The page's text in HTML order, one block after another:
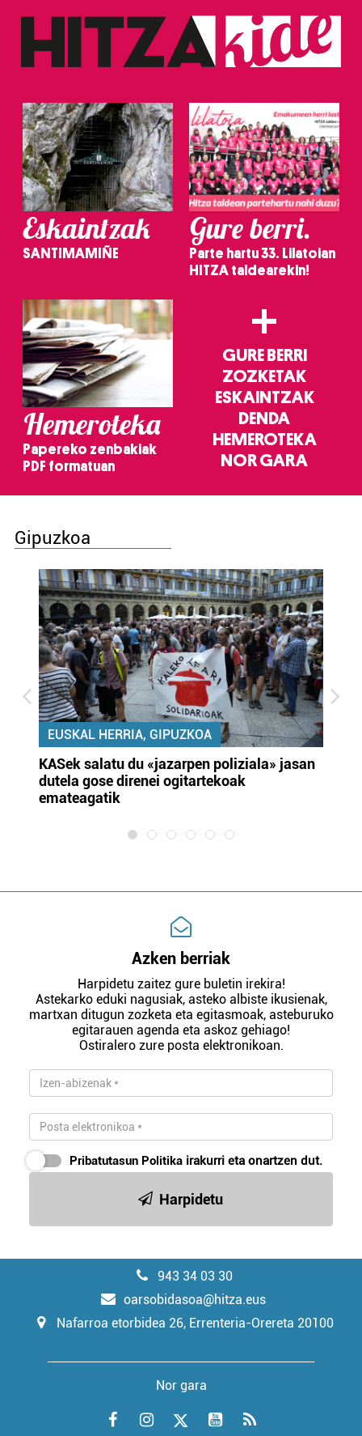
Eskaintzak
SANTIMAMIÑE
Gure berri.
Parte hartu 33. Lilatoian
HITZA taldearekin!
Hemeroteka
Papereko zenbakiak
PDF formatuan
+
GURE BERRI
ZOZKETAK
ESKAINTZAK
DENDA
HEMEROTEKA
NOR GARA
Gipuzkoa
EUSKAL HERRIA, GIPUZKOA
KASek salatu du «jazarpen poliziala» jasan
dutela gose direnei ogitartekoak
emateagatik
Azken berriak
Harpidetu zaitez gure buletin irekira!
Astekarko eduki nagusiak, asteko albiste ikusienak,
martxan ditugun zozketa eta egitasmoak, asteburuko
egitarauen agenda eta askoz gehiago!
Ostiralero zure posta elektronikoan.
Pribatutasun Politika irakurri eta onartzen dut.
Harpidetu
943 34 03 30
oarsobidasoa@hitza.eus
Nafarroa etorbidea 26, Errenteria-Orereta 20100
Nor gara